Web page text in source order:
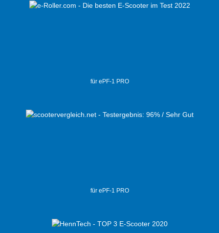
für ePF-1 PRO
für ePF-1 PRO